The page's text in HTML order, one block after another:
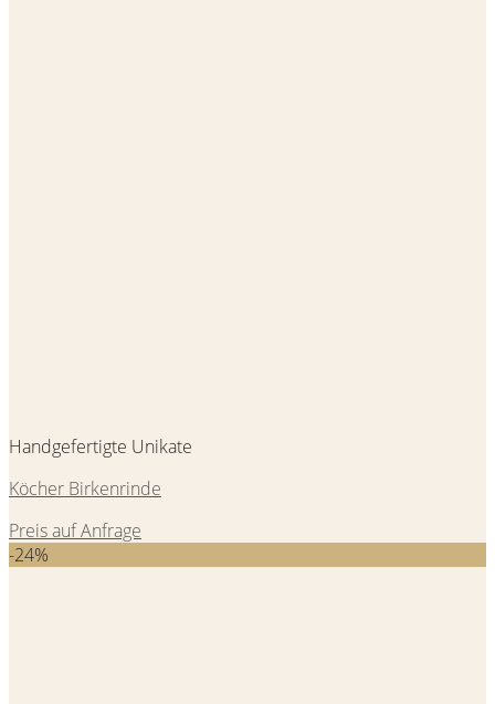
Handgefertigte Unikate
Köcher Birkenrinde
Preis auf Anfrage
-24%